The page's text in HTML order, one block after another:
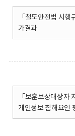
「철도안전법 시
가결과
「보훈보상대상자
개인정보 침해요인